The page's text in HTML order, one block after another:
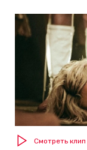
Смотреть клип